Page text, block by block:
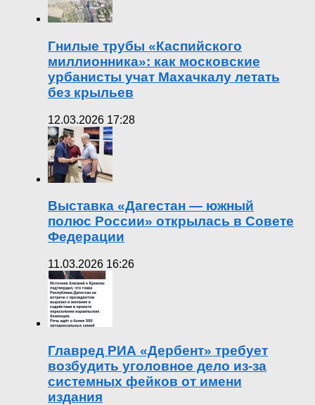
Гнилые трубы «Каспийского
миллионника»: как московские
урбанисты учат Махачкалу летать
без крыльев
12.03.2026 17:28
Выставка «Дагестан — южный
полюс России» открылась в Совете
Федерации
11.03.2026 16:26
Главред РИА «Дербент» требует
возбудить уголовное дело из-за
системных фейков от имени
издания